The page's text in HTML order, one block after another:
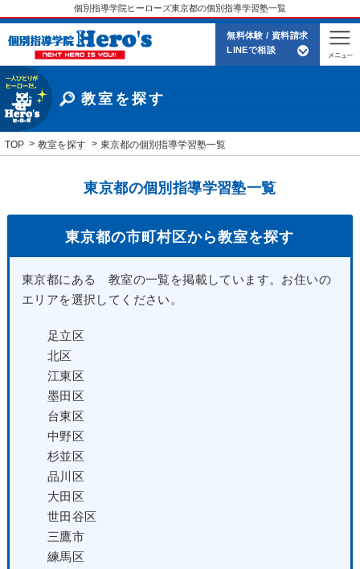
個別指導学院ヒーローズ東京都の個別指導学習塾一覧
無料体験 / 資料請求
LINEで相談
教室を探す
TOP 教室を探す 東京都の個別指導学習塾一覧
東京都の個別指導学習塾一覧
東京都の市町村区から教室を探す
東京都にある 教室の一覧を掲載しています。お住いの
エリアを選択してください。
足立区
北区
江東区
墨田区
台東区
中野区
杉並区
品川区
大田区
世田谷区
三鷹市
練馬区